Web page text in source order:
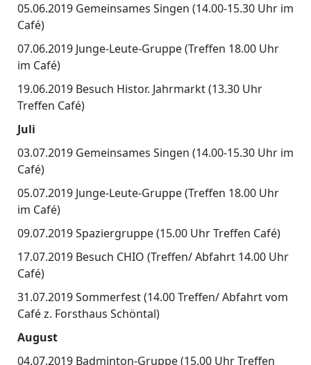
05.06.2019 Gemeinsames Singen (14.00-15.30 Uhr im
Café)
07.06.2019 Junge-Leute-Gruppe (Treffen 18.00 Uhr
im Café)
19.06.2019 Besuch Histor. Jahrmarkt (13.30 Uhr
Treffen Café)
Juli
03.07.2019 Gemeinsames Singen (14.00-15.30 Uhr im
Café)
05.07.2019 Junge-Leute-Gruppe (Treffen 18.00 Uhr
im Café)
09.07.2019 Spaziergruppe (15.00 Uhr Treffen Café)
17.07.2019 Besuch CHIO (Treffen/ Abfahrt 14.00 Uhr
Café)
31.07.2019 Sommerfest (14.00 Treffen/ Abfahrt vom
Café z. Forsthaus Schöntal)
August
04.07.2019 Badminton-Gruppe (15.00 Uhr Treffen